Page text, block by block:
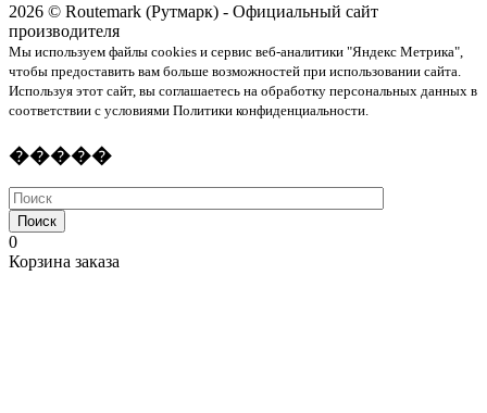
2026 © Routemark (Рутмарк) - Официальный сайт
производителя
Мы используем файлы cookies и сервис веб-аналитики "Яндекс Метрика",
чтобы предоставить вам больше возможностей при использовании сайта.
Используя этот сайт, вы соглашаетесь на обработку персональных данных в
соответствии с условиями Политики конфиденциальности.
�����
Поиск
0
Корзина заказа